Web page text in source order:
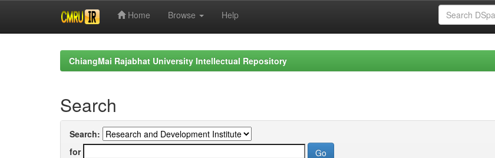
Home Browse Help
ChiangMai Rajabhat University Intellectual Repository
Search
Search:
for